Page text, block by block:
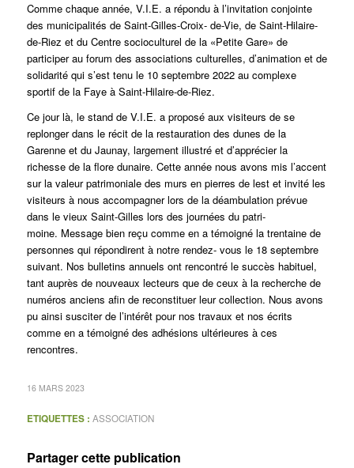
Comme chaque année, V.I.E. a répondu à l’invitation conjointe
des municipalités de Saint-Gilles-Croix- de-Vie, de Saint-Hilaire-
de-Riez et du Centre socioculturel de la «Petite Gare» de
participer au forum des associations culturelles, d’animation et de
solidarité qui s’est tenu le 10 septembre 2022 au complexe
sportif de la Faye à Saint-Hilaire-de-Riez.
Ce jour là, le stand de V.I.E. a proposé aux visiteurs de se
replonger dans le récit de la restauration des dunes de la
Garenne et du Jaunay, largement illustré et d’apprécier la
richesse de la flore dunaire. Cette année nous avons mis l’accent
sur la valeur patrimoniale des murs en pierres de lest et invité les
visiteurs à nous accompagner lors de la déambulation prévue
dans le vieux Saint-Gilles lors des journées du patri-
moine. Message bien reçu comme en a témoigné la trentaine de
personnes qui répondirent à notre rendez- vous le 18 septembre
suivant. Nos bulletins annuels ont rencontré le succès habituel,
tant auprès de nouveaux lecteurs que de ceux à la recherche de
numéros anciens afin de reconstituer leur collection. Nous avons
pu ainsi susciter de l’intérêt pour nos travaux et nos écrits
comme en a témoigné des adhésions ultérieures à ces
rencontres.
16 MARS 2023
ETIQUETTES : ASSOCIATION
Partager cette publication